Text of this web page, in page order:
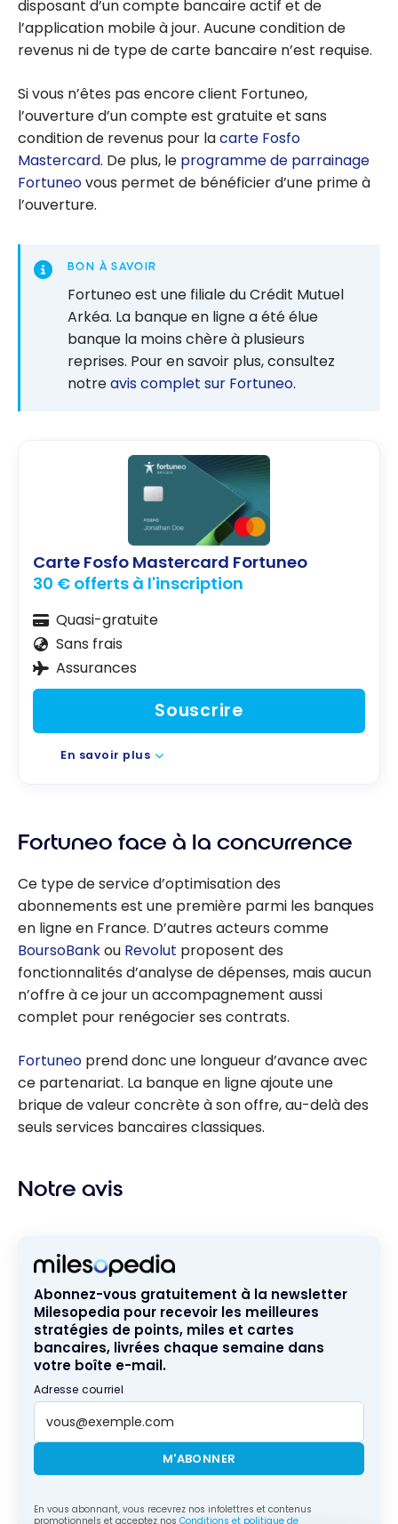
disposant d’un compte bancaire actif et de
l’application mobile à jour. Aucune condition de
revenus ni de type de carte bancaire n’est requise.
Si vous n’êtes pas encore client Fortuneo,
l’ouverture d’un compte est gratuite et sans
condition de revenus pour lacarte Fosfo
Mastercard. De plus, le programme de parrainage
Fortuneovous permet de bénéficier d’une prime à
l’ouverture.
BON À SAVOIR
Fortuneo est une filiale du Crédit Mutuel
Arkéa. La banque en ligne a été élue
banque la moins chère à plusieurs
reprises. Pour en savoir plus, consultez
notreavis complet sur Fortuneo.
Carte Fosfo Mastercard Fortuneo
30 € offerts à l'inscription
Quasi-gratuite
Sans frais
Assurances
Souscrire
En savoir plus
Fortuneo face à la concurrence
Ce type de service d’optimisation des
abonnements est une première parmi les banques
en ligne en France. D’autres acteurs comme
BoursoBankou Revolut proposent des
fonctionnalités d’analyse de dépenses, mais aucun
n’offre à ce jour un accompagnement aussi
complet pour renégocier ses contrats.
Fortuneo prend donc une longueur d’avance avec
ce partenariat. La banque en ligne ajoute une
brique de valeur concrète à son offre, au-delà des
seuls services bancaires classiques.
Notre avis
Abonnez-vous gratuitement à la newsletter
Milesopedia pour recevoir les meilleures
stratégies de points, miles et cartes
bancaires, livrées chaque semaine dans
votre boîte e-mail.
Adresse courriel
M'ABONNER
En vous abonnant, vous recevrez nos infolettres et contenus
promotionnels et acceptez nos Conditions et politique de